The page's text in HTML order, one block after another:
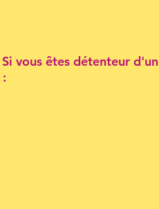
vous êtes détenteur d'un